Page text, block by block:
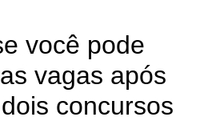
você pode
vagas após
concursos